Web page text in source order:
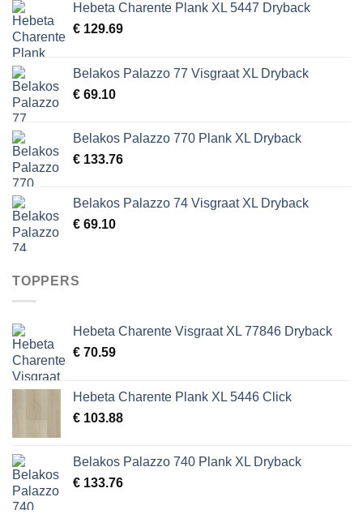
Hebeta Charente Plank XL 5447 Dryback
€ 129.69
Belakos Palazzo 77 Visgraat XL Dryback
€ 69.10
Belakos Palazzo 770 Plank XL Dryback
€ 133.76
Belakos Palazzo 74 Visgraat XL Dryback
€ 69.10
TOPPERS
Hebeta Charente Visgraat XL 77846 Dryback
€ 70.59
Hebeta Charente Plank XL 5446 Click
€ 103.88
Belakos Palazzo 740 Plank XL Dryback
€ 133.76